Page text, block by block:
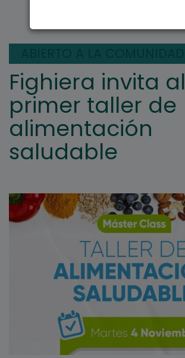
Fighiera invita al
primer taller de
alimentación
saludable